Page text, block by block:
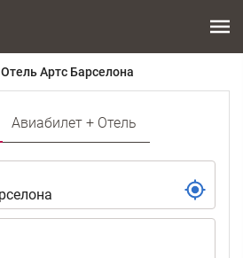
Отель Артс Барселона
Авиабилет + Отель